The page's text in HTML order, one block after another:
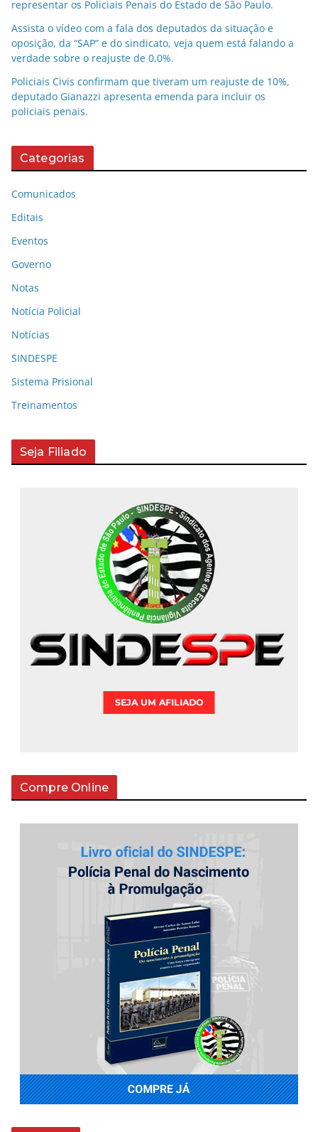
representar os Policiais Penais do Estado de São Paulo.
Assista o vídeo com a fala dos deputados da situação e
oposição, da “SAP” e do sindicato, veja quem está falando a
verdade sobre o reajuste de 0,0%.
Policiais Civis confirmam que tiveram um reajuste de 10%,
deputado Gianazzi apresenta emenda para incluir os
policiais penais.
Categorias
Comunicados
Editais
Eventos
Governo
Notas
Notícia Policial
Notícias
SINDESPE
Sistema Prisional
Treinamentos
Seja Filiado
Compre Online